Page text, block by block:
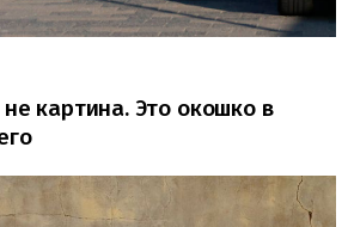
картина. Это окошко в